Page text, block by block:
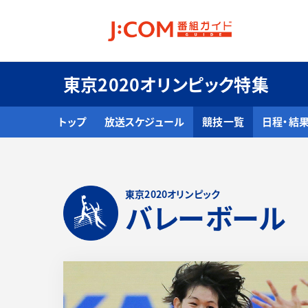
東京2020オリンピック特集
トップ 放送スケジュール 競技一覧 日程・結
東京2020オリンピック
バレーボール